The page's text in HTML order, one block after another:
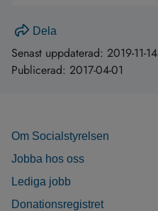
Dela
Senast uppdaterad: 2019-11-14
Publicerad: 2017-04-01
Om Socialstyrelsen
Jobba hos oss
Lediga jobb
Donationsregistret